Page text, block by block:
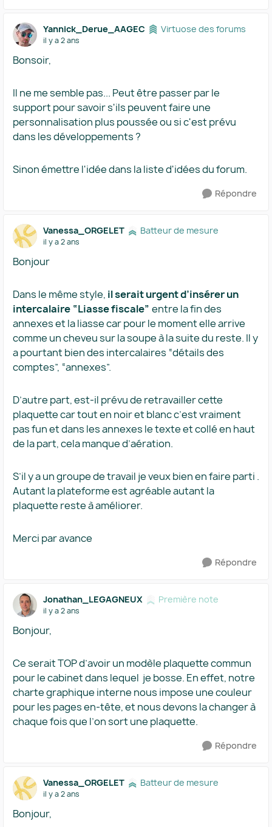
Yannick_Derue_AAGEC Virtuose des forums
il y a 2 ans
Bonsoir,
Il ne me semble pas... Peut être passer par le
support pour savoir s'ils peuvent faire une
personnalisation plus poussée ou si c'est prévu
dans les développements ?
Sinon émettre l'idée dans la liste d'idées du forum.
Répondre
Vanessa_ORGELET Batteur de mesure
il y a 2 ans
Bonjour
Dans le même style, il serait urgent d’insérer un
intercalaire “Liasse fiscale” entre la fin des
annexes et la liasse car pour le moment elle arrive
comme un cheveu sur la soupe à la suite du reste. Il y
a pourtant bien des intercalaires “détails des
comptes”, “annexes”.
D’autre part, est-il prévu de retravailler cette
plaquette car tout en noir et blanc c’est vraiment
pas fun et dans les annexes le texte et collé en haut
de la part, cela manque d’aération.
S’il y a un groupe de travail je veux bien en faire parti .
Autant la plateforme est agréable autant la
plaquette reste à améliorer.
Merci par avance
Répondre
Jonathan_LEGAGNEUX Première note
il y a 2 ans
Bonjour,
Ce serait TOP d’avoir un modèle plaquette commun
pour le cabinet dans lequel je bosse. En effet, notre
charte graphique interne nous impose une couleur
pour les pages en-tête, et nous devons la changer à
chaque fois que l’on sort une plaquette.
Répondre
Vanessa_ORGELET Batteur de mesure
il y a 2 ans
Bonjour,